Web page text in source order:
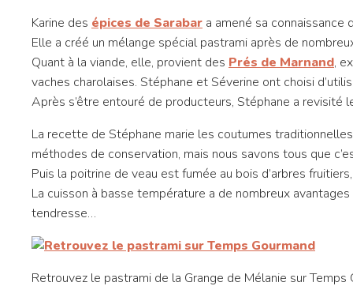
Karine des épices de Sarabar a amené sa
Elle a créé un mélange spécial pastrami après de
Quant à la viande, elle, provient des Prés de Marnand,
vaches charolaises. Stéphane et Séverine ont choisi
Après s’être entouré de producteurs, Stéphane a revisité
La recette de Stéphane marie les coutumes
méthodes de conservation, mais nous savons tous que
Puis la poitrine de veau est fumée au bois d’arbres
La cuisson à basse température a de nombreux
tendresse…
Retrouvez le pastrami de la Grange de Mélanie sur Temps